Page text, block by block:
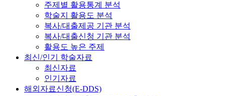
주제별 활용통계 분석
학술지 활용도 분석
복사/대출제공 기관 분석
복사/대출신청 기관 분석
활용도 높은 주제
최신/인기 학술자료
최신자료
인기자료
해외자료신청(E-DDS)